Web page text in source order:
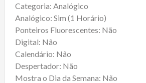
Categoria: Analógico
Analógico: Sim (1 Horário)
Ponteiros Fluorescentes: Não
Digital: Não
Calendário: Não
Despertador: Não
Mostra o Dia da Semana: Não